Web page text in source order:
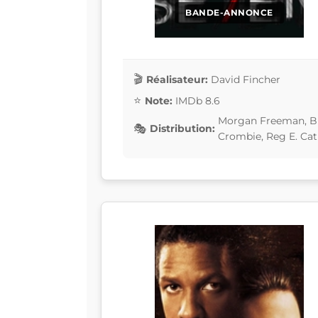
BANDE-ANNONCE
Réalisateur: David Fincher
Note: IMDb 8.6
Distribution:
Morgan Freeman,
Crombie, Reg E.